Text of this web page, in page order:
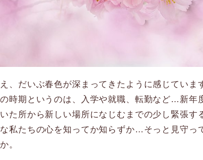
、だいぶ春色が深まってきたように感じていま
時期というのは、入学や就職、転勤など…新年
た所から新しい場所になじむまでの少し緊張す
私たちの心を知ってか知らずか…そっと見守っ
。